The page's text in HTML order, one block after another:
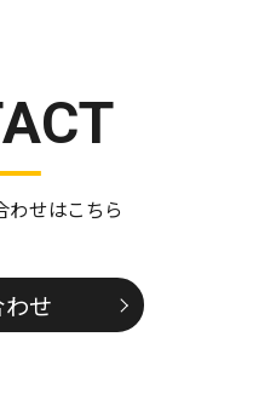
わせはこちら
せ